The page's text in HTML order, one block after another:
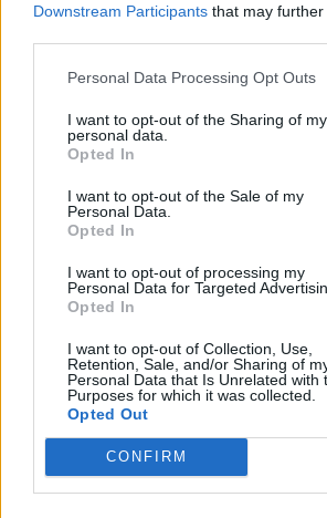
Downstream Participants that may
Personal Data Processing Opt Outs
I want to opt-out of the Sharing of my
personal data.
Opted In
I want to opt-out of the Sale of my
Personal Data.
Opted In
I want to opt-out of processing my
Personal Data for Targeted
Opted In
I want to opt-out of Collection, Use,
Retention, Sale, and/or Sharing of
Personal Data that Is Unrelated with
Purposes for which it was collected.
Opted Out
CONFIRM
(ΣΥΡΙΖΑ, ΑΝΕΛ. ΝΔ, ΠΑΣΟΚ,
νόμο 4336/2015 (ΦΕΚ 94 Α’ σελ.
ότι καμία κυβέρνηση από εκεί
πρόκειται να φέρει ένα νόμο
την έγκριση των «θεσμών».
δηλαδή.
Σκεφτείτε το λίγο, σας
και μόνο που το ακούτε; Αυτό
ονειρευόμαστε για εμάς και τα
είμαστε αιωνίως δούλοι των
τραπεζιτών, χωρίς Πατρίδα,
φτώχεια, τη δυστυχία και το
ξεσηκώθηκαν οι πρόγονοί μας
έχυσαν το αίμα τους οι
Γιατί είχαμε τόσα θύματα από